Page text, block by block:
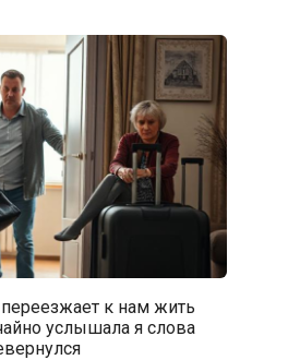
к нам жить
услышала я слова